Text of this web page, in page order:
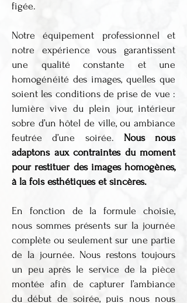
figée.
Notre équipement professionnel et
notre expérience vous garantissent
une qualité constante et une
homogénéité des images, quelles que
soient les conditions de prise de vue :
lumière vive du plein jour, intérieur
sobre d’un hôtel de ville, ou ambiance
feutrée d’une soirée. Nous nous
adaptons aux contraintes du moment
pour restituer des images homogènes,
à la fois esthétiques et sincères.
En fonction de la formule choisie,
nous sommes présents sur la journée
complète ou seulement sur une partie
de la journée. Nous restons toujours
un peu après le service de la pièce
montée afin de capturer l’ambiance
du début de soirée, puis nous nous